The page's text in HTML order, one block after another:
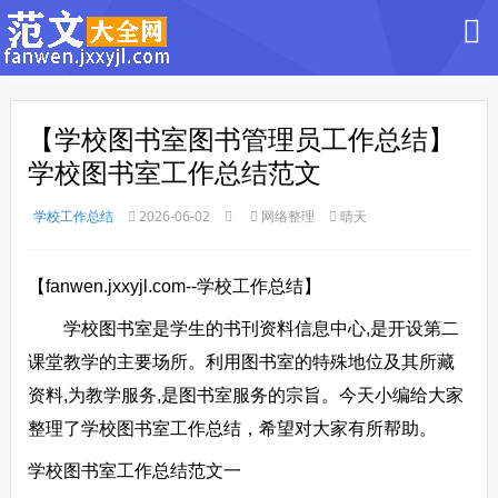
【学校图书室图书管理员工作总结】
学校图书室工作总结范文
学校工作总结 2026-06-02 网络整理 晴天
【fanwen.jxxyjl.com--学校工作总结】
学校图书室是学生的书刊资料信息中心,是开设第二
课堂教学的主要场所。利用图书室的特殊地位及其所藏
资料,为教学服务,是图书室服务的宗旨。今天小编给大家
整理了学校图书室工作总结，希望对大家有所帮助。
学校图书室工作总结范文一